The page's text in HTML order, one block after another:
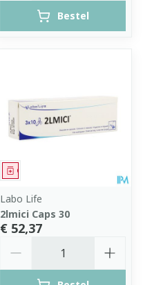
Bestel
Geneesmiddel
Labo Life
2lmici Caps 30
€ 52,37